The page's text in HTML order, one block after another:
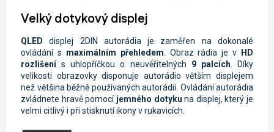
Velký dotykový displej
QLEDdisplej
2DIN autorádia je zaměřen na dokonalé
ovládání s maximálním přehledem. Obraz rádia je v HD
rozlišenís uhlopříčkou o neuvěřitelných 9 palcích. Díky
velikosti obrazovky disponuje autorádio větším displejem
než většina běžně používaných autorádií. Ovládání autorádia
zvládnete hravě pomocí jemného dotyku na displej, který je
velmi citlivý i při stisknutí ikony v rukavicích.